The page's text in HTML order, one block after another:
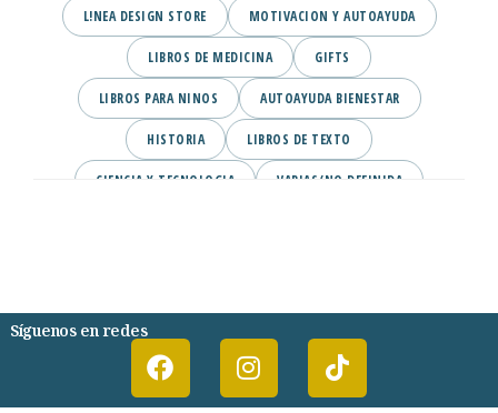
L!NEA DESIGN STORE MOTIVACION Y AUTOAYUDA
LIBROS DE MEDICINA GIFTS
LIBROS PARA NINOS AUTOAYUDA BIENESTAR
HISTORIA LIBROS DE TEXTO
CIENCIA Y TECNOLOGIA VARIAS/NO DEFINIDA
Síguenos en redes